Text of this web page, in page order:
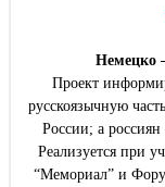
Немецко
Проект
русскоязычную
России; а
Реализуется при
“Мемориал” и